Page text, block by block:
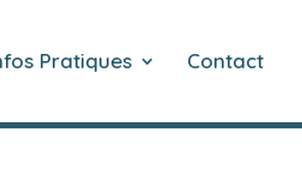
Pratiques Contact